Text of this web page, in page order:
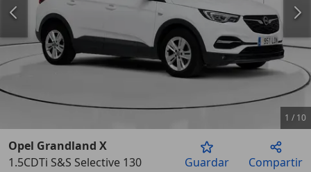
Anterior
1 / 10
Opel Grandland X
1.5CDTi S&S Selective 130
Guardar Compartir